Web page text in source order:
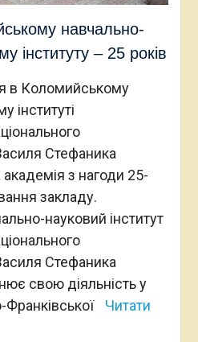
навчально-
інституту – 25 років
в Коломийському
інституті
Стефаника
з нагоди 25-
закладу.
науковий інститут
Стефаника
свою діяльність у
Франківської
Читати